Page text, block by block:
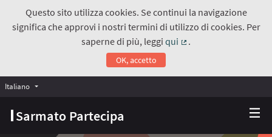
Questo sito utilizza cookies. Se continui la navigazione
significa che approvi i nostri termini di utilizzo di cookies. Per
saperne di più, leggiqui
.
OK, accetto
Sarmato Partecipa
Italiano Choose language